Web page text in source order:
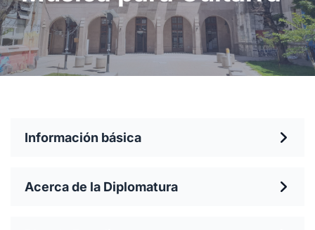
Información básica
Acerca de la Diplomatura